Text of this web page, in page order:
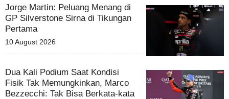
Jorge Martin: Peluang Menang di
GP Silverstone Sirna di Tikungan
Pertama
10 August 2026
Dua Kali Podium Saat Kondisi
Fisik Tak Memungkinkan, Marco
Bezzecchi: Tak Bisa Berkata-kata